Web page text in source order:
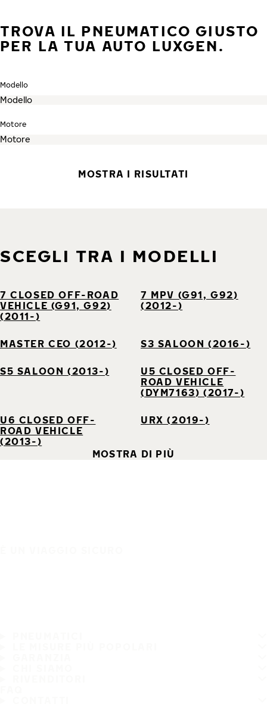
TROVA IL PNEUMATICO GIUSTO
PER LA TUA AUTO LUXGEN.
Modello
Motore
MOSTRA I RISULTATI
SCEGLI TRA I MODELLI
7 CLOSED OFF-ROAD
VEHICLE (G91, G92)
(2011-)
7 MPV (G91, G92)
(2012-)
MASTER CEO (2012-) S3 SALOON (2016-)
S5 SALOON (2013-)
U5 CLOSED OFF-
ROAD VEHICLE
(DYM7163) (2017-)
U6 CLOSED OFF-
ROAD VEHICLE
(2013-)
URX (2019-)
MOSTRA DI PIÙ